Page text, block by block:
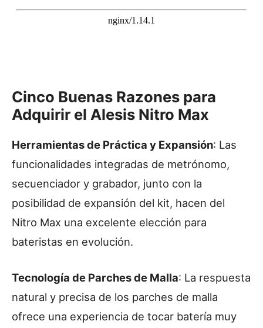
Cinco Buenas Razones para
Adquirir el Alesis Nitro Max
Herramientas de Práctica y Expansión: Las
funcionalidades integradas de metrónomo,
secuenciador y grabador, junto con la
posibilidad de expansión del kit, hacen del
Nitro Max una excelente elección para
bateristas en evolución.
Tecnología de Parches de Malla: La respuesta
natural y precisa de los parches de malla
ofrece una experiencia de tocar batería muy